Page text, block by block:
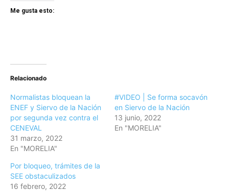
Me gusta esto:
Relacionado
Normalistas bloquean la
ENEF y Siervo de la Nación
por segunda vez contra el
CENEVAL
31 marzo, 2022
En "MORELIA"
#VIDEO | Se forma socavón
en Siervo de la Nación
13 junio, 2022
En "MORELIA"
Por bloqueo, trámites de la
SEE obstaculizados
16 febrero, 2022